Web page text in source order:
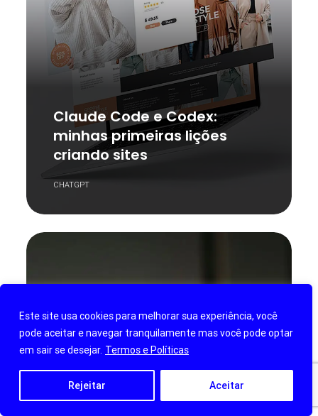
Este site usa cookies para melhorar sua experiência, você
pode aceitar e navegar tranquilamente mas você pode optar
em sair se desejar. Termos e Políticas
Rejeitar Aceitar
Claude Code e Codex:
minhas primeiras lições
criando sites
CHATGPT